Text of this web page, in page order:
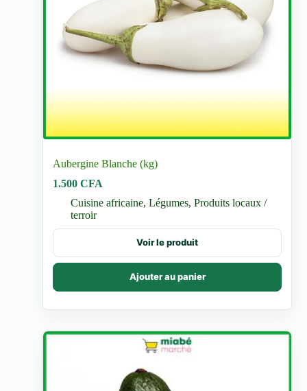
Aubergine Blanche (kg)
1.500CFA
Cuisine africaine,Légumes,Produits locaux /
terroir
Voir le produit
Ajouter au panier